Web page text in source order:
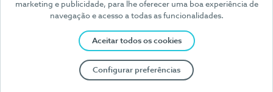
marketing e publicidade, para lhe oferecer uma boa experiência de
navegação e acesso a todas as funcionalidades.
Aceitar todos os cookies
Configurar preferências